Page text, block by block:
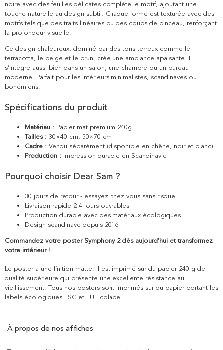
noire avec des feuilles délicates complète le motif, ajoutant une
touche naturelle au design subtil. Chaque forme est texturée avec des
motifs tels que des traits linéaires ou des coups de pinceau, renforçant
la profondeur visuelle.
Ce design chaleureux, dominé par des tons terreux comme le
terracotta, le beige et le brun, crée une ambiance apaisante. Il
s’intègre aussi bien dans un salon, une chambre ou un bureau
moderne. Parfait pour les intérieurs minimalistes, scandinaves ou
bohémiens.
Spécifications du produit
Matériau : Papier mat premium 240g
Tailles : 30×40 cm, 50×70 cm
Cadre : Vendu séparément (disponible en chêne, noir et blanc)
Production : Impression durable en Scandinavie
Pourquoi choisir Dear Sam ?
30 jours de retour - essayez chez vous sans risque
Livraison rapide 2-4 jours ouvrables
Production durable avec des matériaux écologiques
Design scandinave depuis 2016
Commandez votre poster Symphony 2 dès aujourd'hui et transformez
votre intérieur !
Le poster a une finition matte. Il est imprimé sur du papier 240 g de
qualité supérieure qui présente une excellente résistance au
vieillissement. Tous nos posters sont imprimés sur du papier portant les
labels écologiques FSC et EU Ecolabel.
À propos de nos affiches